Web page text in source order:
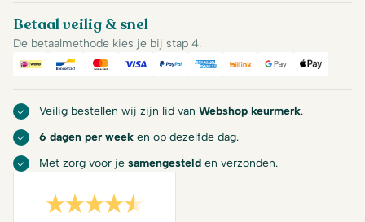
Betaal veilig & snel
De betaalmethode kies je bij stap 4.
iDeal Bancontact
Mastercard
Visa PayPalAmerican Express
Billink Google Pay
Apple
Veilig bestellen wij zijn lid van Webshop keurmerk.
6 dagen per week en op dezelfde dag.
Met zorg voor je samengesteld en verzonden.